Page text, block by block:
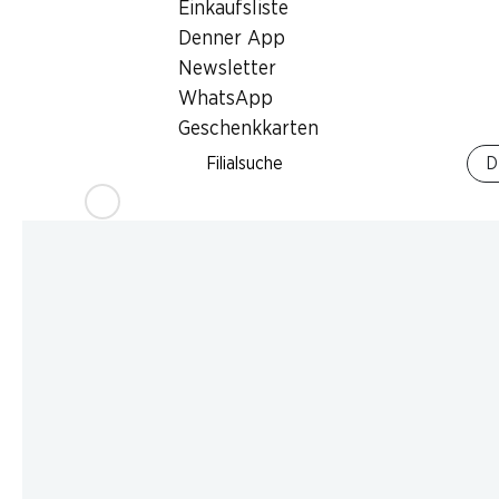
Einkaufsliste
Denner App
Newsletter
WhatsApp
Geschenkkarten
Filialsuche